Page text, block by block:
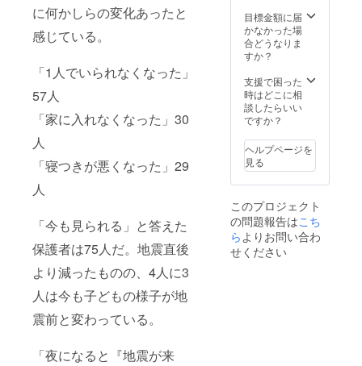
に何かしらの変化あったと
感じている。
「1人でいられなくなった」
57人
「家に入れなくなった」30
人
「寝つきが悪くなった」29
人
「今も見られる」と答えた
保護者は75人だ。地震直後
より減ったものの、4人に3
人は今も子どもの様子が地
震前と変わっている。
「夜になると『地震が来
目標金額に届
かなかった場
合どうなりま
すか？
支援で困った
時はどこに相
談したらいい
ですか？
ヘルプページを
見る
このプロジェクト
の問題報告はこち
らよりお問い合わ
せください